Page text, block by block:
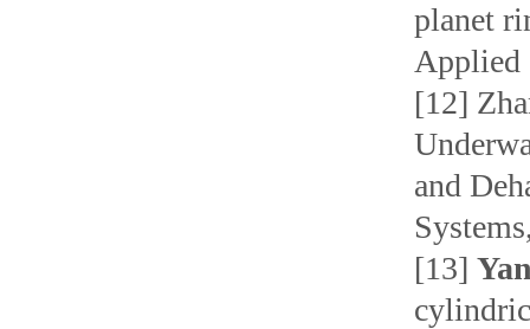
planet
Applied
[12]
and
[13]